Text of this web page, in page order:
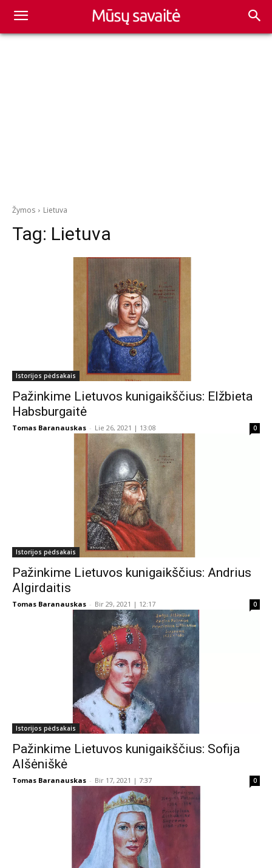
Žymos Lietuva
Tag: Lietuva
Istorijos pėdsakais
Pažinkime Lietuvos kunigaikščius: Elžbieta
Habsburgaitė
Tomas Baranauskas - Lie 26, 2021 | 13:08 0
Istorijos pėdsakais
Pažinkime Lietuvos kunigaikščius: Andrius
Algirdaitis
Tomas Baranauskas - Bir 29, 2021 | 12:17 0
Istorijos pėdsakais
Pažinkime Lietuvos kunigaikščius: Sofija
Alšėniškė
Tomas Baranauskas - Bir 17, 2021 | 7:37 0